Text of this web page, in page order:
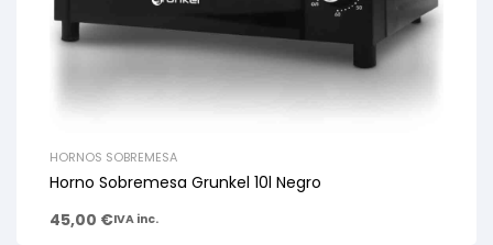
HORNOS SOBREMESA
Horno Sobremesa Grunkel 10l Negro
45,00 €IVA inc.